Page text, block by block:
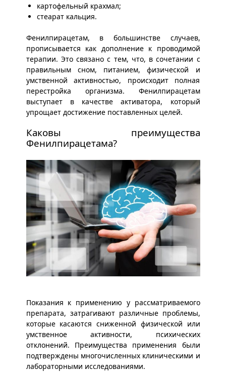
картофельный крахмал;
стеарат кальция.
Фенилпирацетам, в большинстве случаев,
прописывается как дополнение к проводимой
терапии. Это связано с тем, что, в сочетании с
правильным сном, питанием, физической и
умственной активностью, происходит полная
перестройка организма. Фенилпирацетам
выступает в качестве активатора, который
упрощает достижение поставленных целей.
Каковы преимущества
Фенилпирацетама?
Показания к применению у рассматриваемого
препарата, затрагивают различные проблемы,
которые касаются сниженной физической или
умственное активности, психических
отклонений. Преимущества применения были
подтверждены многочисленных клиническими и
лабораторными исследованиями.